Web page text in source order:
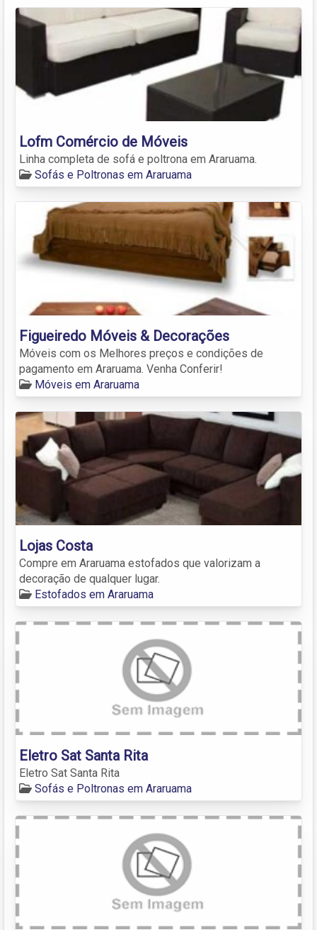
Lofm Comércio de Móveis
Linha completa de sofá e poltrona em Araruama.
Sofás e Poltronas em Araruama
Figueiredo Móveis & Decorações
Móveis com os Melhores preços e condições de
pagamento em Araruama. Venha Conferir!
Móveis em Araruama
Lojas Costa
Compre em Araruama estofados que valorizam a
decoração de qualquer lugar.
Estofados em Araruama
Eletro Sat Santa Rita
Eletro Sat Santa Rita
Sofás e Poltronas em Araruama